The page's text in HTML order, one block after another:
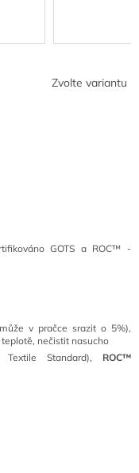
Zvolte variantu
GOTS a ROC™ -
v pračce srazit o 5%),
nečistit nasucho
Textile Standard), ROC™